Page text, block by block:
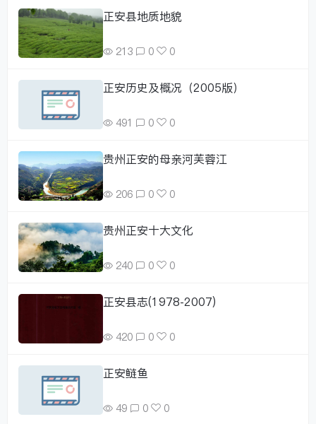
正安县地质地貌
213 0 0
正安历史及概况（2005版）
491 0 0
贵州正安的母亲河芙蓉江
206 0 0
贵州正安十大文化
240 0 0
正安县志(1978-2007)
420 0 0
正安鲢鱼
49 0 0